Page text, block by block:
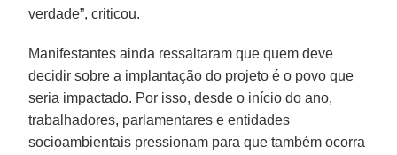
verdade”, criticou.
Manifestantes ainda ressaltaram que quem deve
decidir sobre a implantação do projeto é o povo que
seria impactado. Por isso, desde o início do ano,
trabalhadores, parlamentares e entidades
socioambientais pressionam para que também ocorra